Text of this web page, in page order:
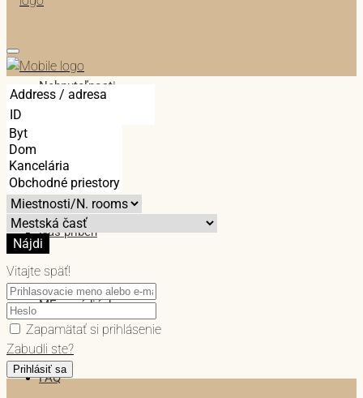
Nehnuteľnosti
Chcem predať
Náš príbeh
ME v médiách
FAQ
Nájdi
Vitajte späť!
Zapamätať si prihlásenie
Zabudli ste?
Prihlásiť sa